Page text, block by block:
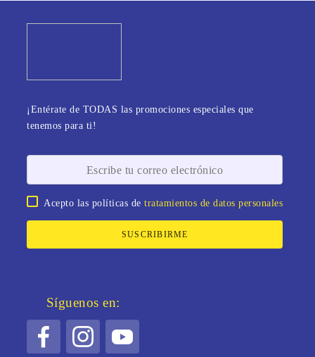
¡Entérate de TODAS las promociones especiales que
tenemos para ti!
Acepto las políticas detratamientos de datos personales
SUSCRIBIRME
Síguenos en: